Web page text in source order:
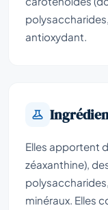
antioxydant.
Elles apportent
zéaxanthine),
minéraux. Elles